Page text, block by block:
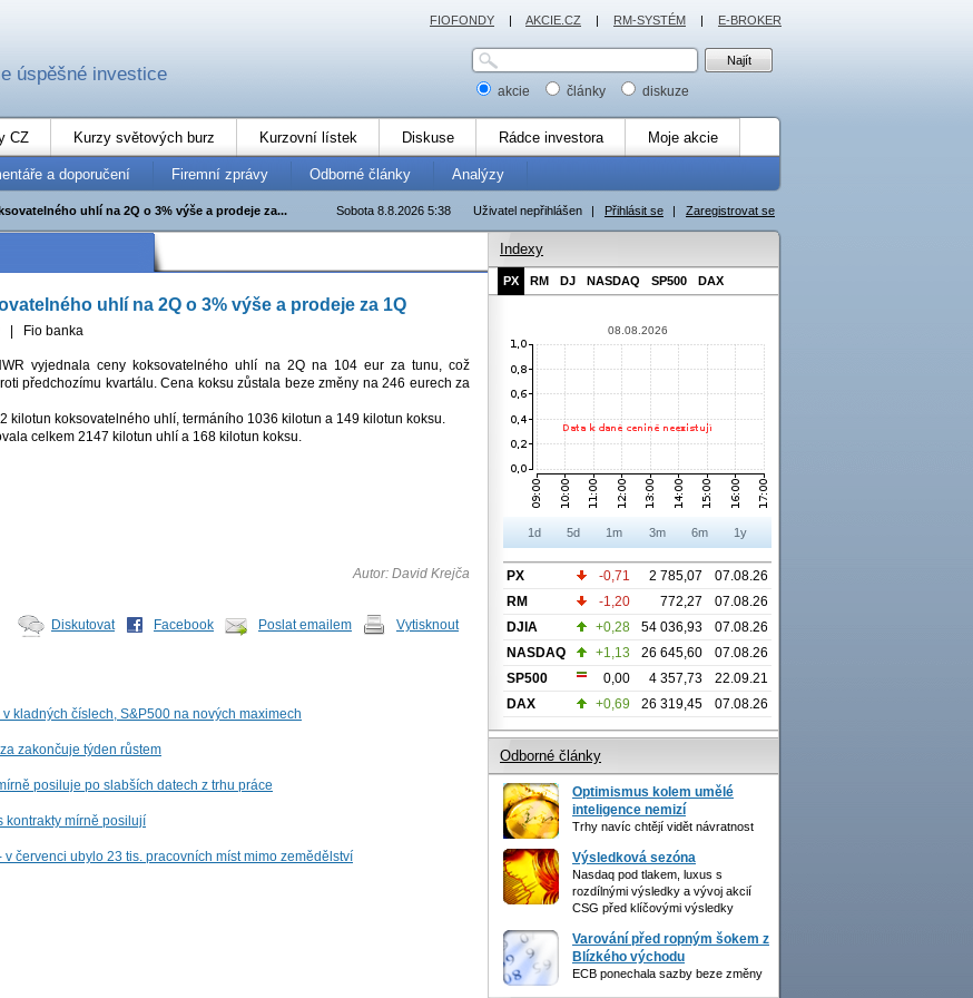
úspěšné investice
akcie články diskuze
CZ Kurzy světových burz Kurzovní lístek Diskuse Rádce investora Moje akcie
a doporučení Firemní zprávy Odborné články Analýzy
Uživatel nepřihlášen | Přihlásit se | Zaregistrovat se
Sobota 8.8.2026 5:38
uhlí na 2Q o 3% výše a prodeje za...
uhlí na 2Q o 3% výše a prodeje za 1Q
Fio banka
vyjednala ceny koksovatelného uhlí na 2Q na 104 eur za tunu, což
předchozímu kvartálu. Cena koksu zůstala beze změny na 246 eurech za
kilotun koksovatelného uhlí, termáního 1036 kilotun a 149 kilotun koksu.
celkem 2147 kilotun uhlí a 168 kilotun koksu.
Autor: David Krejča
Diskutovat Facebook Poslat emailem Vytisknout
kladných číslech, S&P500 na nových maximech
zakončuje týden růstem
posiluje po slabších datech z trhu práce
kontrakty mírně posilují
v červenci ubylo 23 tis. pracovních míst mimo zemědělství
Indexy
PX RM DJ NASDAQ SP500 DAX
08.08.2026
1d 5d 1m 3m 6m 1y
PX -0,71 2 785,07
07.08.26
RM
-1,20 772,27
07.08.26
DJIA
+0,28 54 036,93
07.08.26
NASDAQ
+1,13 26 645,60
07.08.26
SP500
0,00 4 357,73
22.09.21
DAX
+0,69 26 319,45 07.08.26
Odborné články
Optimismus kolem umělé
inteligence nemizí
Trhy navíc chtějí vidět návratnost
Výsledková sezóna
Nasdaq pod tlakem, luxus s
rozdílnými výsledky a vývoj akcií
CSG před klíčovými výsledky
Varování před ropným šokem z
Blízkého východu
ECB ponechala sazby beze změny
FIOFONDY | AKCIE.CZ | RM-SYSTÉM | E-BROKER